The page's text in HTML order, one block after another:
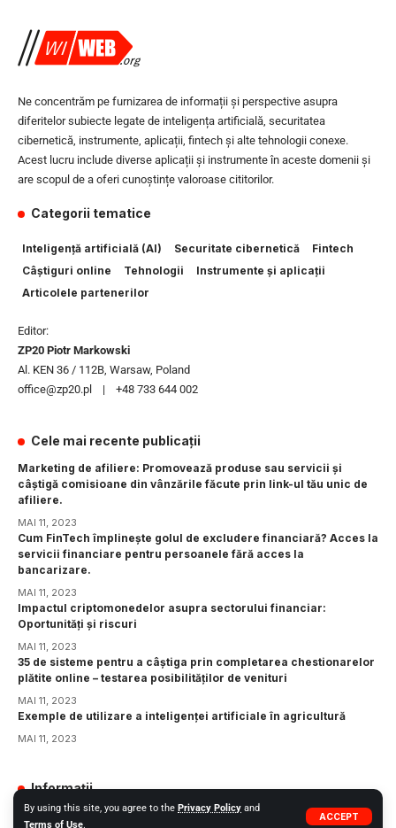
By using this site, you agree to the Privacy Policy and
Terms of Use.
ACCEPT
Ne concentrăm pe furnizarea de informații și perspective asupra
diferitelor subiecte legate de inteligența artificială, securitatea
cibernetică, instrumente, aplicații, fintech și alte tehnologii conexe.
Acest lucru include diverse aplicații și instrumente în aceste domenii și
are scopul de a oferi cunoștințe valoroase cititorilor.
Categorii tematice
Inteligență artificială (AI) Securitate cibernetică
Fintech
Câștiguri online
Tehnologii
Instrumente și aplicații
Articolele partenerilor
Editor:
ZP20 Piotr Markowski
Al. KEN 36 / 112B, Warsaw, Poland
office@zp20.pl | +48 733 644 002
Cele mai recente publicații
Marketing de afiliere: Promovează produse sau servicii și
câștigă comisioane din vânzările făcute prin link-ul tău unic de
afiliere.
MAI 11, 2023
Cum FinTech împlinește golul de excludere financiară? Acces la
servicii financiare pentru persoanele fără acces la
bancarizare.
MAI 11, 2023
Impactul criptomonedelor asupra sectorului financiar:
Oportunități și riscuri
MAI 11, 2023
35 de sisteme pentru a câștiga prin completarea chestionarelor
plătite online – testarea posibilităților de venituri
MAI 11, 2023
Exemple de utilizare a inteligenței artificiale în agricultură
MAI 11, 2023
Informații
GDPR